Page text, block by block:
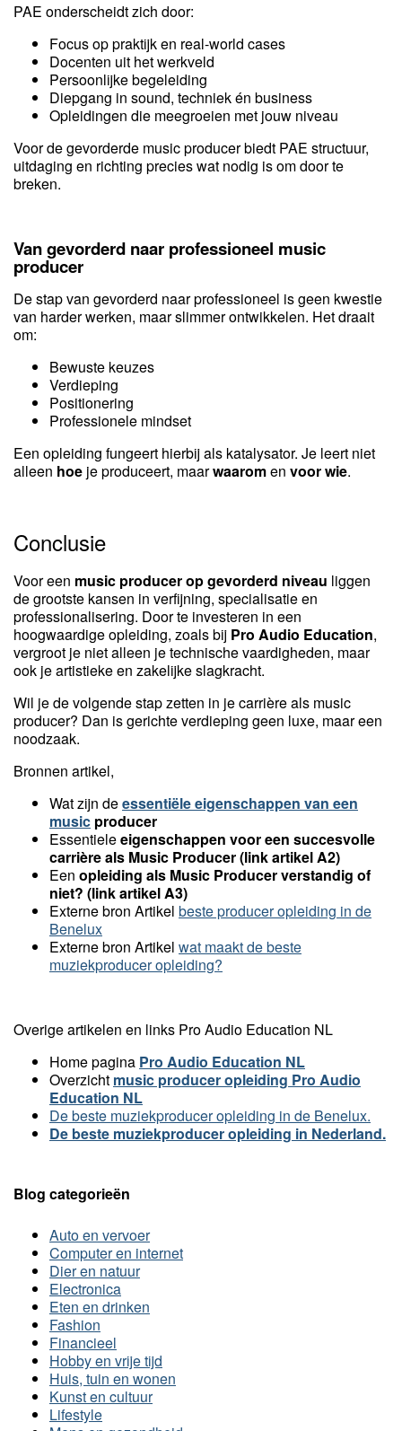
PAE onderscheidt zich door:
Focus op praktijk en real-world cases
Docenten uit het werkveld
Persoonlijke begeleiding
Diepgang in sound, techniek én business
Opleidingen die meegroeien met jouw niveau
Voor de gevorderde music producer biedt PAE structuur,
uitdaging en richting precies wat nodig is om door te
breken.
Van gevorderd naar professioneel music
producer
De stap van gevorderd naar professioneel is geen kwestie
van harder werken, maar slimmer ontwikkelen. Het draait
om:
Bewuste keuzes
Verdieping
Positionering
Professionele mindset
Een opleiding fungeert hierbij als katalysator. Je leert niet
alleen hoe je produceert, maarwaaromen voor wie.
Conclusie
Voor een music producer op gevorderd niveau liggen
de grootste kansen in verfijning, specialisatie en
professionalisering. Door te investeren in een
hoogwaardige opleiding, zoals bij Pro Audio Education,
vergroot je niet alleen je technische vaardigheden, maar
ook je artistieke en zakelijke slagkracht.
Wil je de volgende stap zetten in je carrière als music
producer? Dan is gerichte verdieping geen luxe, maar een
noodzaak.
Bronnen artikel,
Wat zijn deessentiële eigenschappen van een
music producer
Essentieleeigenschappen voor een succesvolle
carrière als Music Producer (link artikel A2)
Een opleiding als Music Producer verstandig of
niet? (link artikel A3)
Externe bron Artikel beste producer opleiding in de
Benelux
Externe bron Artikel wat maakt de beste
muziekproducer opleiding?
Overige artikelen en links Pro Audio Education NL
Home pagina Pro Audio Education NL
Overzicht music producer opleiding Pro Audio
Education NL
De beste muziekproducer opleiding in de Benelux.
De beste muziekproducer opleiding in Nederland.
Blog categorieën
Auto en vervoer
Computer en internet
Dier en natuur
Electronica
Eten en drinken
Fashion
Financieel
Hobby en vrije tijd
Huis, tuin en wonen
Kunst en cultuur
Lifestyle